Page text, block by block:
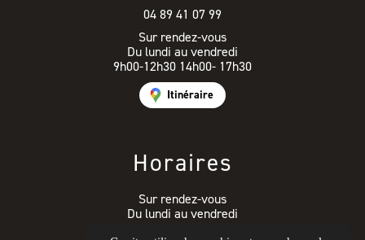
04 89 41 07 99
Sur rendez-vous
Du lundi au vendredi
9h00-12h30 14h00- 17h30
Itinéraire
Horaires
Sur rendez-vous
Du lundi au vendredi